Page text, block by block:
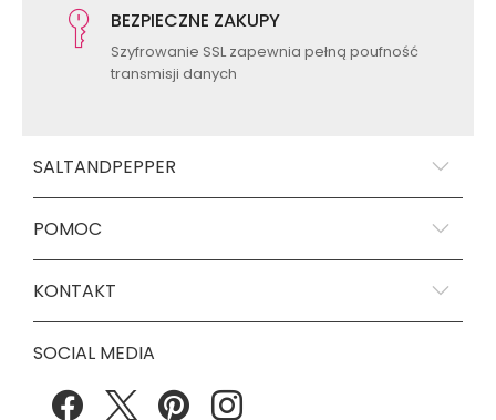
BEZPIECZNE ZAKUPY
Szyfrowanie SSL zapewnia pełną poufność
transmisji danych
SALTANDPEPPER
POMOC
KONTAKT
SOCIAL MEDIA